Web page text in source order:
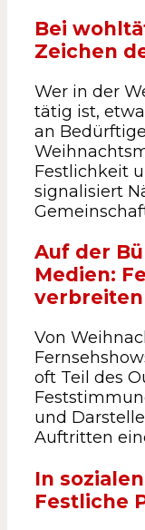
Bei
Zeichen
Wer in der
tätig ist,
an
Festlichkeit
signalisiert
Auf der
Medien:
verbreiten
Von
oft Teil des
und
Auftritten
In
Festliche